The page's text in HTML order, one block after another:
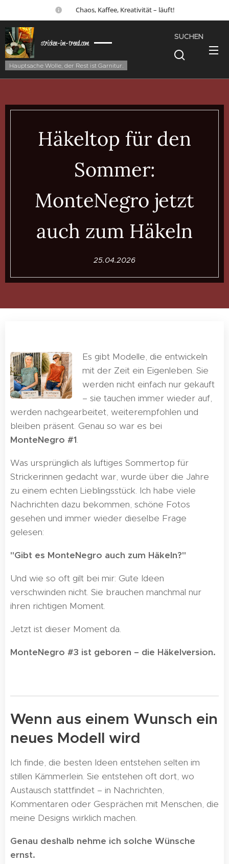
☕ Chaos, Kaffee, Kreativität – läuft!
stricken-im-trend.com
Hauptsache Wolle, der Rest ist Garnitur.
SUCHEN
Häkeltop für den
Sommer:
MonteNegro jetzt
auch zum Häkeln
25.04.2026
Es gibt Modelle, die entwickeln
mit der Zeit ein Eigenleben. Sie
werden nicht einfach nur gekauft
– sie tauchen immer wieder auf,
werden nachgearbeitet, weiterempfohlen und
bleiben präsent. Genau so war es bei
MonteNegro #1.
Was ursprünglich als luftiges Sommertop für
Strickerinnen gedacht war, wurde über die Jahre
zu einem echten Lieblingsstück. Ich habe viele
Nachrichten dazu bekommen, schöne Fotos
gesehen und immer wieder dieselbe Frage
gelesen:
"Gibt es MonteNegro auch zum Häkeln?"
Und wie so oft gilt bei mir: Gute Ideen
verschwinden nicht. Sie brauchen manchmal nur
ihren richtigen Moment.
Jetzt ist dieser Moment da.
MonteNegro #3 ist geboren – die Häkelversion.
Wenn aus einem Wunsch ein
neues Modell wird
Ich finde, die besten Ideen entstehen selten im
stillen Kämmerlein. Sie entstehen oft dort, wo
Austausch stattfindet – in Nachrichten,
Kommentaren oder Gesprächen mit Menschen, die
meine Designs wirklich machen.
Genau deshalb nehme ich solche Wünsche
ernst.